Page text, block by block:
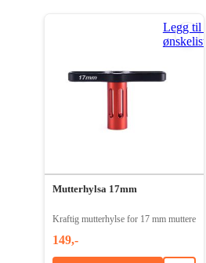
Legg til i
ønskeliste
Mutterhylsa 17mm
Kraftig mutterhylse for 17 mm muttere
149,-